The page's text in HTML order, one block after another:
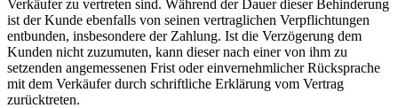
Verkäufer zu vertreten sind. Während der Dauer dieser Behinderung
ist der Kunde ebenfalls von seinen vertraglichen Verpflichtungen
entbunden, insbesondere der Zahlung. Ist die Verzögerung dem
Kunden nicht zuzumuten, kann dieser nach einer von ihm zu
setzenden angemessenen Frist oder einvernehmlicher Rücksprache
mit dem Verkäufer durch schriftliche Erklärung vom Vertrag
zurücktreten.